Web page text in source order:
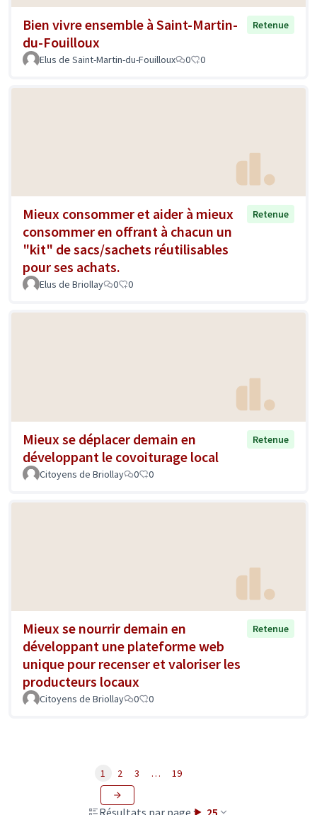
Bien vivre ensemble à Saint-Martin-
du-Fouilloux
Retenue
Elus de Saint-Martin-du-Fouilloux 0 0
Mieux consommer et aider à mieux
consommer en offrant à chacun un
"kit" de sacs/sachets réutilisables
pour ses achats.
Retenue
Elus de Briollay 0 0
Mieux se déplacer demain en
développant le covoiturage local
Retenue
Citoyens de Briollay 0 0
Mieux se nourrir demain en
développant une plateforme web
unique pour recenser et valoriser les
producteurs locaux
Retenue
Citoyens de Briollay 0 0
Résultats par page : 25
1 2 3 … 19